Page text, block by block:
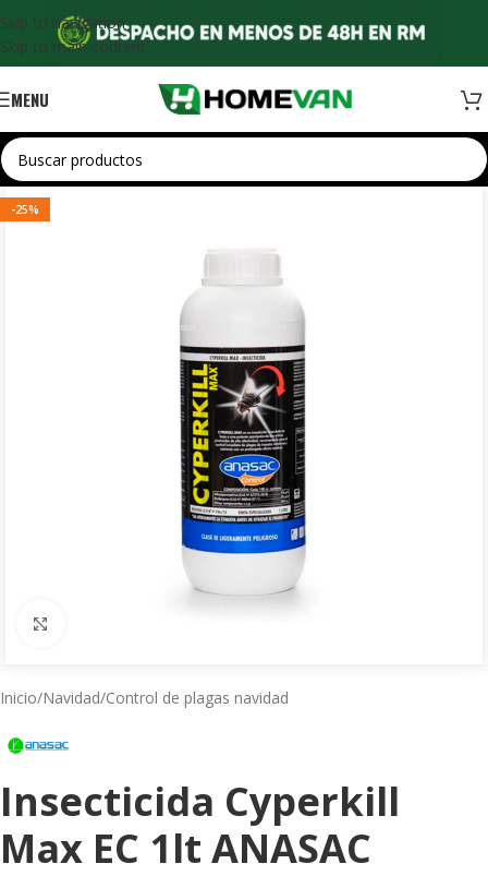
Skip to navigation
Skip to main content
MENU
-25%
Inicio/Navidad/Control de plagas navidad
Insecticida Cyperkill
Max EC 1lt ANASAC